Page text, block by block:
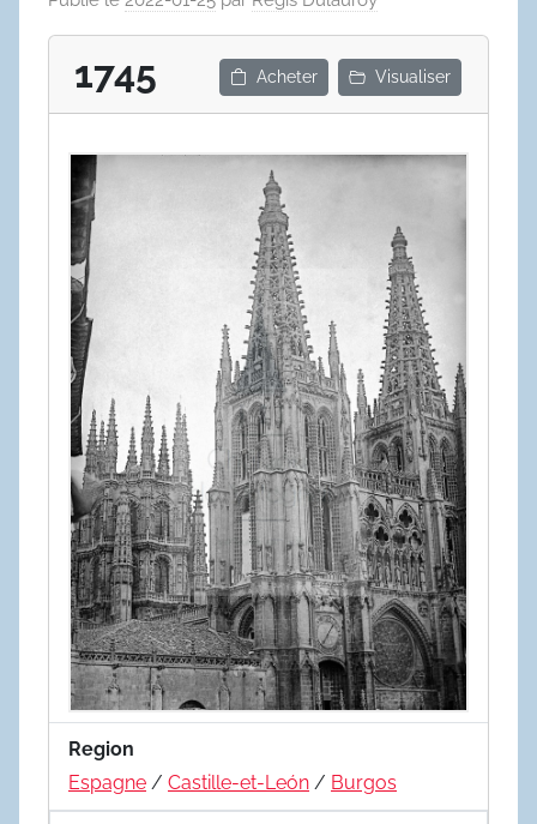
1745 Acheter Visualiser
Region
Espagne / Castille-et-León / Burgos